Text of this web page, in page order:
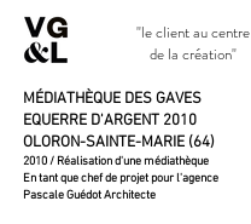
"le client au centre
de la création"
MÉDIATHÈQUE DES GAVES
EQUERRE D'ARGENT 2010
OLORON-SAINTE-MARIE (64)
2010 / Réalisation d'une médiathèque
En tant que chef de projet pour l'agence
Pascale Guédot Architecte